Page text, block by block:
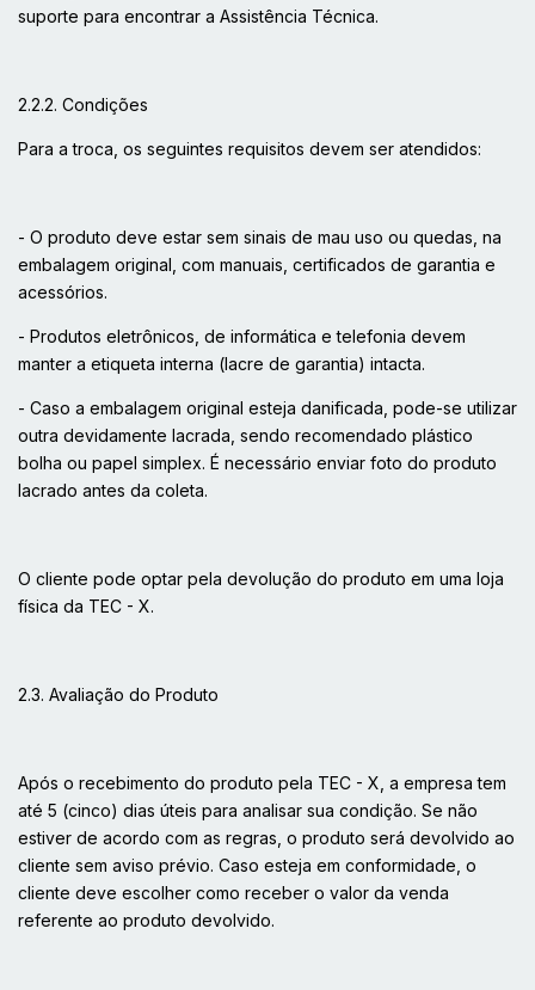
suporte para encontrar a Assistência Técnica.
2.2.2. Condições
Para a troca, os seguintes requisitos devem ser atendidos:
- O produto deve estar sem sinais de mau uso ou quedas, na
embalagem original, com manuais, certificados de garantia e
acessórios.
- Produtos eletrônicos, de informática e telefonia devem
manter a etiqueta interna (lacre de garantia) intacta.
- Caso a embalagem original esteja danificada, pode-se utilizar
outra devidamente lacrada, sendo recomendado plástico
bolha ou papel simplex. É necessário enviar foto do produto
lacrado antes da coleta.
O cliente pode optar pela devolução do produto em uma loja
física da TEC - X.
2.3. Avaliação do Produto
Após o recebimento do produto pela TEC - X, a empresa tem
até 5 (cinco) dias úteis para analisar sua condição. Se não
estiver de acordo com as regras, o produto será devolvido ao
cliente sem aviso prévio. Caso esteja em conformidade, o
cliente deve escolher como receber o valor da venda
referente ao produto devolvido.